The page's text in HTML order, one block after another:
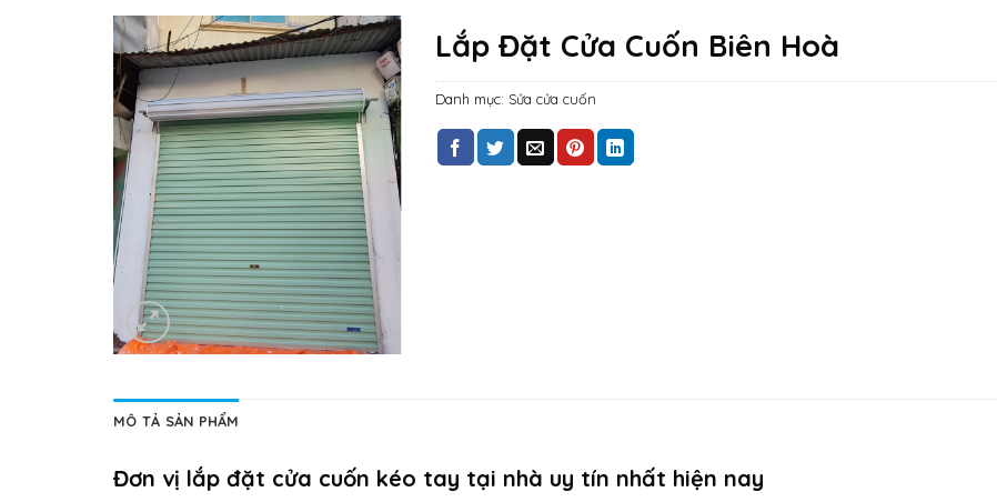
Lắp Đặt Cửa Cuốn Biên Hoà
Danh mục: Sửa cửa cuốn
MÔ TẢ SẢN PHẨM
Đơn vị lắp đặt cửa cuốn kéo tay tại nhà uy tín nhất hiện nay